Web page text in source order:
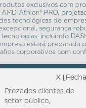
X
Prezados clientes do
setor público,
exclusivos com
AMD Athlon® PRO,
tecnológicas de
segurança
incluindo
estará preparada
corporativos com
SAIBA MAIS